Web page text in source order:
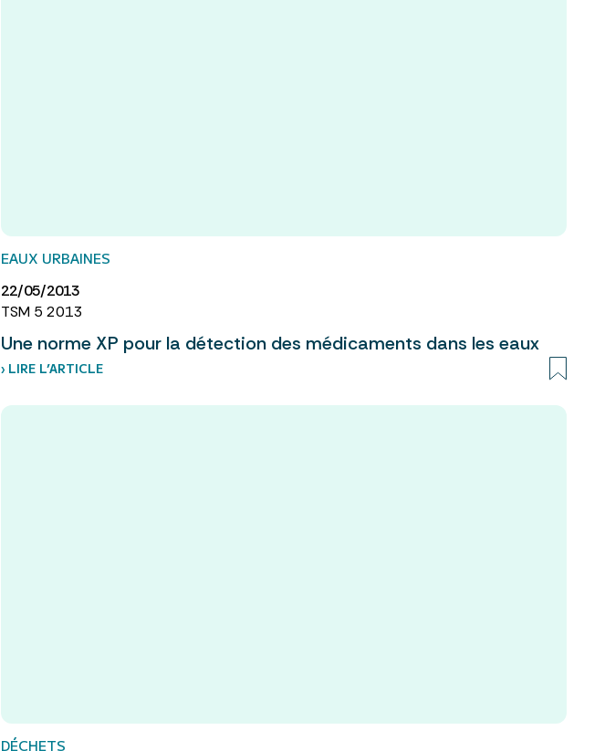
EAUX URBAINES
22/05/2013
TSM 5 2013
Une norme XP pour la détection des médicaments dans les eaux
› LIRE L’ARTICLE
DÉCHETS